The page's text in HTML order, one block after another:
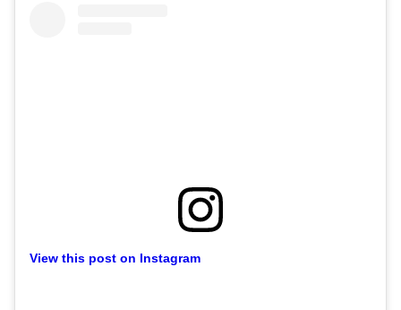
View this post on Instagram